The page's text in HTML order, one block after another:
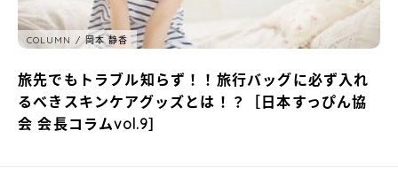
COLUMN 岡本 静香
旅先でもトラブル知らず！！旅行バッグに必ず入れ
るべきスキンケアグッズとは！？［日本すっぴん協
会 会長コラムvol.9］